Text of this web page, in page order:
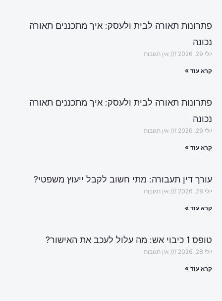
פתרונות תאורה לבית ולעסק: איך מתכננים תאורה
נכונה
יולי 29, 2026 אין תגובות
קרא עוד »
פתרונות תאורה לבית ולעסק: איך מתכננים תאורה
נכונה
יולי 29, 2026 אין תגובות
קרא עוד »
עורך דין תעבורה: מתי חשוב לקבל ייעוץ משפטי?
יולי 28, 2026 אין תגובות
קרא עוד »
טופס 1 כיבוי אש: מה עלול לעכב את האישור?
יולי 28, 2026 אין תגובות
קרא עוד »